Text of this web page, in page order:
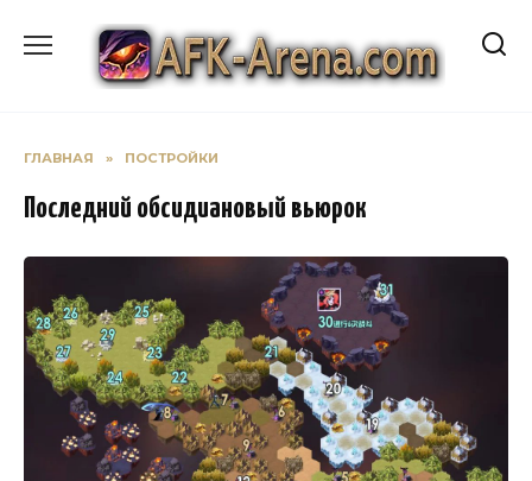
содержанию
ГЛАВНАЯ » ПОСТРОЙКИ
Последний обсидиановый вьюрок